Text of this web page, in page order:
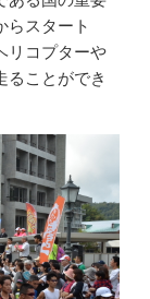
らスタート
リコプターや
ることができ